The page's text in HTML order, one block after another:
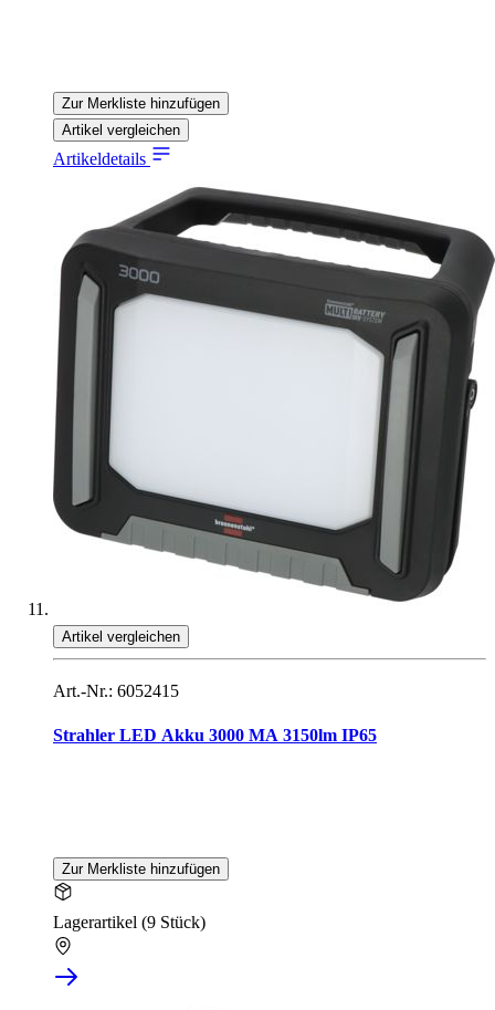
Zur Merkliste hinzufügen
Artikel vergleichen
Artikeldetails
Artikel vergleichen
Art.-Nr.: 6052415
Strahler LED Akku 3000 MA 3150lm IP65
Zur Merkliste hinzufügen
Lagerartikel (9 Stück)